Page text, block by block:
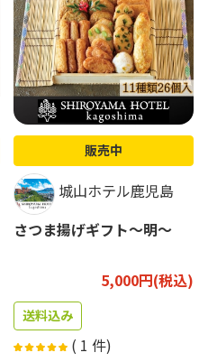
販売中
城山ホテル鹿児島
さつま揚げギフト～明～
5,000円(税込)
送料込み
( 1 件)